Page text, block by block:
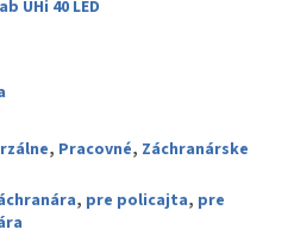
UHi 40 LED
, Pracovné, Záchranárske
, pre policajta, pre